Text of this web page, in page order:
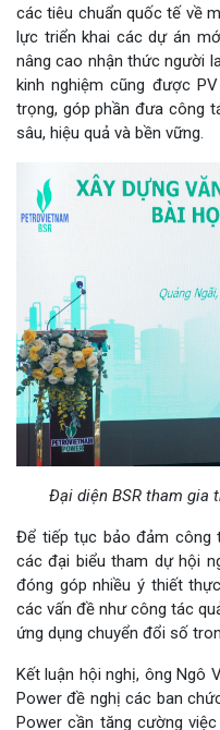
các tiêu chuẩn quốc tế về
lực triển khai các dự án
nâng cao nhận thức người
kinh nghiệm cũng được
trọng, góp phần đưa công
sâu, hiệu quả và bền vững.
Đại diện BSR tham gia
Để tiếp tục bảo đảm công
các đại biểu tham dự hội
đóng góp nhiều ý thiết
các vấn đề như công tác
ứng dụng chuyển đổi số
Kết luận hội nghị, ông Ngô
Power đề nghị các ban
Power cần tăng cường